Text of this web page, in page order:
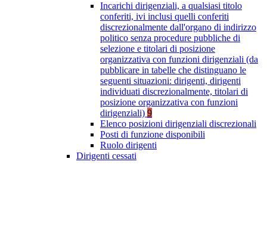
Incarichi dirigenziali, a qualsiasi titolo
conferiti, ivi inclusi quelli conferiti
discrezionalmente dall'organo di indirizzo
politico senza procedure pubbliche di
selezione e titolari di posizione
organizzativa con funzioni dirigenziali (da
pubblicare in tabelle che distinguano le
seguenti situazioni: dirigenti, dirigenti
individuati discrezionalmente, titolari di
posizione organizzativa con funzioni
dirigenziali) 9
Elenco posizioni dirigenziali discrezionali
Posti di funzione disponibili
Ruolo dirigenti
Dirigenti cessati